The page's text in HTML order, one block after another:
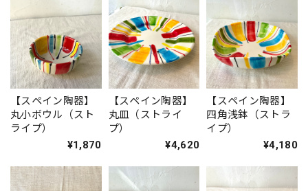
【スペイン陶器】
丸小ボウル（スト
ライプ）
¥1,870
【スペイン陶器】
丸皿（ストライ
プ）
¥4,620
【スペイン陶器】
四角浅鉢（ストラ
イプ）
¥4,180